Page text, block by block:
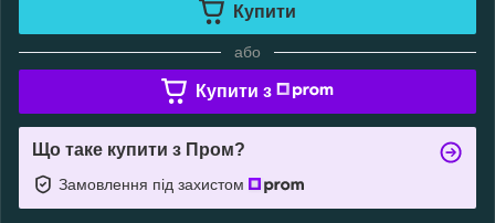
Купити
або
Купити з
Що таке купити з Пром?
Замовлення під захистом